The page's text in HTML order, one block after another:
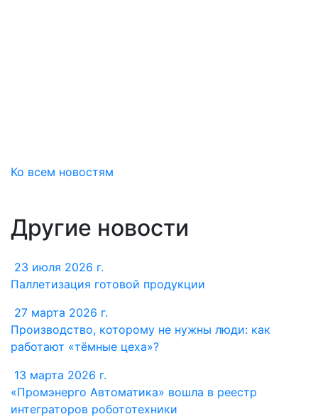
Ко всем новостям
Другие новости
23 июля 2026 г.
Паллетизация готовой продукции
27 марта 2026 г.
Производство, которому не нужны люди: как
работают «тёмные цеха»?
13 марта 2026 г.
«Промэнерго Автоматика» вошла в реестр
интеграторов робототехники